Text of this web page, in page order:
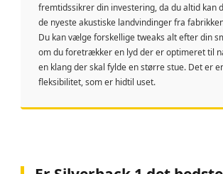
fremtidssikrer din investering, da du altid kan
de nyeste akustiske landvindinger fra
Du kan vælge forskellige tweaks alt efter din
om du foretrækker en lyd der er optimeret til
en klang der skal fylde en større stue. Det er
fleksibilitet, som er hidtil uset.